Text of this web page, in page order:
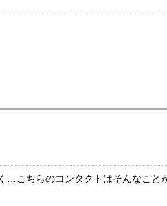
…こちらのコンタクトはそんなこと